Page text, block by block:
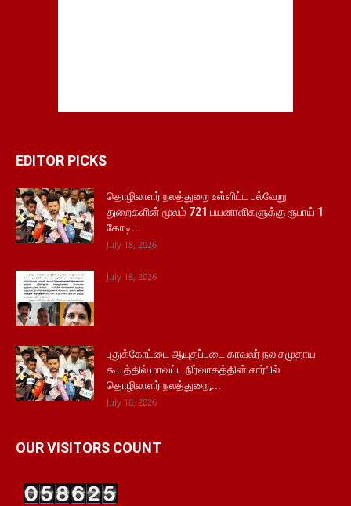
EDITOR PICKS
தொழிலாளர் நலத்துறை உள்ளிட்ட பல்வேறு
துறைகளின் மூலம் 721 பயனாளிகளுக்கு ரூபாய் 1
கோடி...
July 18, 2026
July 18, 2026
புதுக்கோட்டை ஆயுதப்படை காவலர் நல சமுதாய
கூடத்தில் மாவட்ட நிர்வாகத்தின் சார்பில்
தொழிலாளர் நலத்துறை,...
July 18, 2026
OUR VISITORS COUNT